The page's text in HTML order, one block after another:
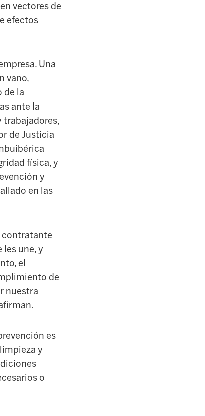
vectores de
efectos
Una
vano,
de la
ante la
trabajadores,
de Justicia
física, y
y
en las
contratante
une, y
el
de
nuestra
es
y
o